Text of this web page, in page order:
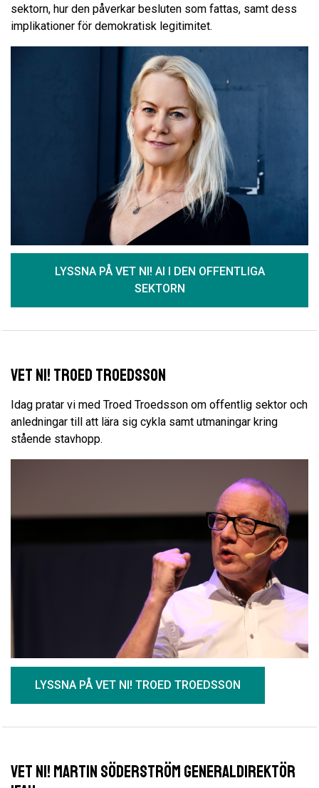
sektorn, hur den påverkar besluten som fattas, samt dess
implikationer för demokratisk legitimitet.
LYSSNA PÅ VET NI! AI I DEN OFFENTLIGA
SEKTORN
Vet Ni! Troed Troedsson
Idag pratar vi med Troed Troedsson om offentlig sektor och
anledningar till att lära sig cykla samt utmaningar kring
stående stavhopp.
LYSSNA PÅ VET NI! TROED TROEDSSON
VET Ni! Martin Söderström generaldirektör